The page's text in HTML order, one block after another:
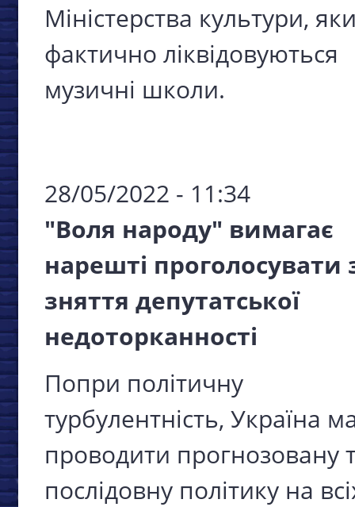
Міністерства культури,
фактично ліквідовуються
музичні школи.
28/05/2022 - 11:34
"Воля народу" вимагає
нарешті проголосувати
зняття депутатської
недоторканності
Попри політичну
турбулентність, Україна
проводити прогнозовану
послідовну політику на